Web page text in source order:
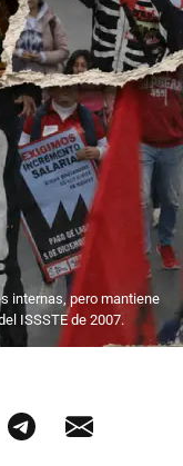
internas, pero mantiene
ISSSTE de 2007.